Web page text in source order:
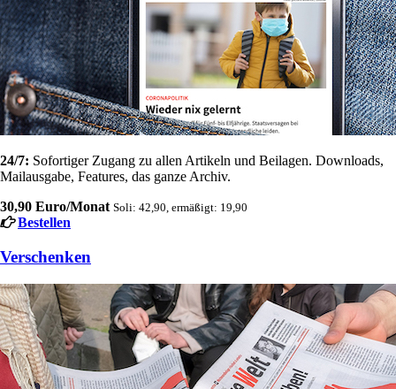
24/7: Sofortiger Zugang zu allen Artikeln und Beilagen. Downloads,
Mailausgabe, Features, das ganze Archiv.
30,90 Euro/Monat Soli: 42,90, ermäßigt: 19,90
Bestellen
Verschenken